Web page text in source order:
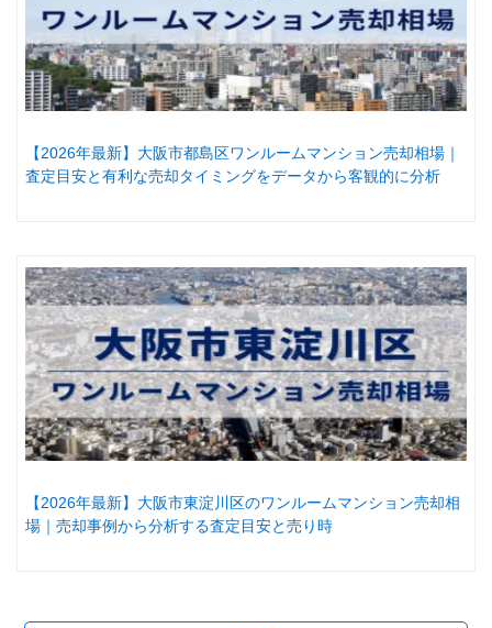
【2026年最新】大阪市都島区ワンルームマンション売却相場｜
査定目安と有利な売却タイミングをデータから客観的に分析
【2026年最新】大阪市東淀川区のワンルームマンション売却相
場｜売却事例から分析する査定目安と売り時